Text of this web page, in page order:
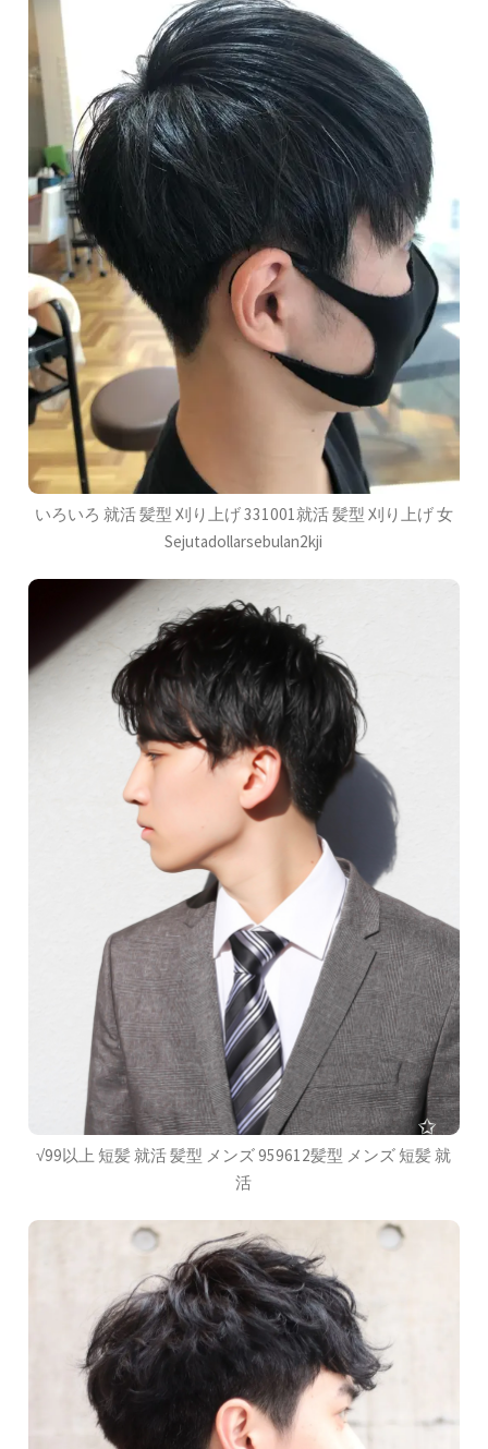
いろいろ 就活 髪型 刈り上げ 331001就活 髪型 刈り上げ 女
Sejutadollarsebulan2kji
√99以上 短髪 就活 髪型 メンズ 959612髪型 メンズ 短髪 就
活